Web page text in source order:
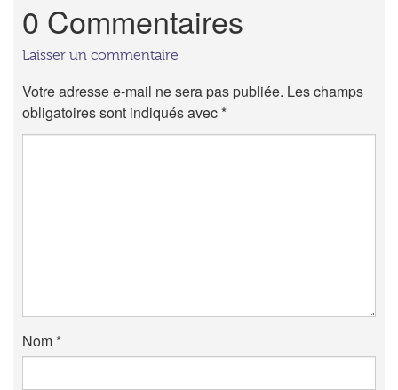
0 Commentaires
Laisser un commentaire
Votre adresse e-mail ne sera pas publiée. Les champs
obligatoires sont indiqués avec*
Nom*